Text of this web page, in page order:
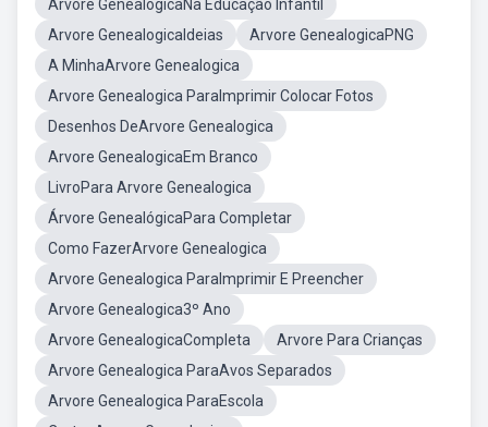
Arvore GenealogicaNa Educação Infantil
Arvore GenealogicaIdeias
Arvore GenealogicaPNG
A MinhaArvore Genealogica
Arvore Genealogica ParaImprimir Colocar Fotos
Desenhos DeArvore Genealogica
Arvore GenealogicaEm Branco
LivroPara Arvore Genealogica
Árvore GenealógicaPara Completar
Como FazerArvore Genealogica
Arvore Genealogica ParaImprimir E Preencher
Arvore Genealogica3º Ano
Arvore GenealogicaCompleta
Arvore Para Crianças
Arvore Genealogica ParaAvos Separados
Arvore Genealogica ParaEscola